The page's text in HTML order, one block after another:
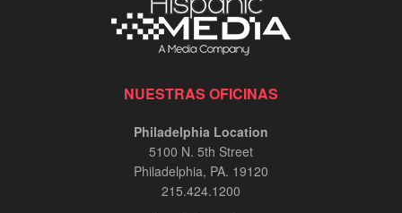
NUESTRAS OFICINAS
Philadelphia Location
5100 N. 5th Street
Philadelphia, PA. 19120
215.424.1200